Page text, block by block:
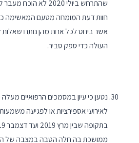
שהתרחש ביולי 2020 לא
חוות דעת המומחה מטעם המאשימה
אשר ביחס לכל אחת מהן נותרו
העולה כדי ספק סביר.
נטען כי עיון במסמכים הרפואיים מעלה
לאירועי אספירציות או לפגיעה
ממושכת בה חלה הטבה במצבה של